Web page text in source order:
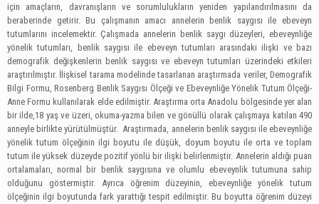
için amaçların, davranışların ve sorumlulukların yeniden yapılandırılmasını da
beraberinde getirir. Bu çalışmanın amacı annelerin benlik saygısı ile ebeveyn
tutumlarını incelemektir. Çalışmada annelerin benlik saygı düzeyleri, ebeveynliğe
yönelik tutumları, benlik saygısı ile ebeveyn tutumları arasındaki ilişki ve bazı
demografik değişkenlerin benlik saygısı ve ebeveyn tutumları üzerindeki etkileri
araştırılmıştır. İlişkisel tarama modelinde tasarlanan araştırmada veriler, Demografik
Bilgi Formu, Rosenberg Benlik Saygısı Ölçeği ve Ebeveynliğe Yönelik Tutum Ölçeği-
Anne Formu kullanılarak elde edilmiştir. Araştırma orta Anadolu bölgesinde yer alan
bir ilde,18 yaş ve üzeri, okuma-yazma bilen ve gönüllü olarak çalışmaya katılan 490
anneyle birlikte yürütülmüştür. Araştırmada, annelerin benlik saygısı ile ebeveynliğe
yönelik tutum ölçeğinin ilgi boyutu ile düşük, doyum boyutu ile orta ve toplam
tutum ile yüksek düzeyde pozitif yönlü bir ilişki belirlenmiştir. Annelerin aldığı puan
ortalamaları, normal bir benlik saygısına ve olumlu ebeveynlik tutumuna sahip
olduğunu göstermiştir. Ayrıca öğrenim düzeyinin, ebeveynliğe yönelik tutum
ölçeğinin ilgi boyutunda fark yarattığı tespit edilmiştir. Bu boyutta öğrenim düzeyi